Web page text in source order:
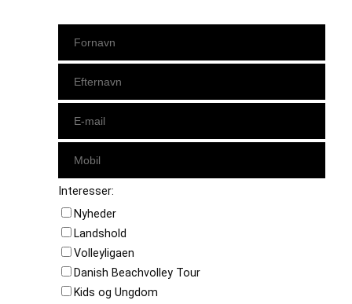
Interesser:
Nyheder
Landshold
Volleyligaen
Danish Beachvolley Tour
Kids og Ungdom